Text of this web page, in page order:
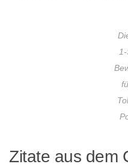
Zitate aus dem